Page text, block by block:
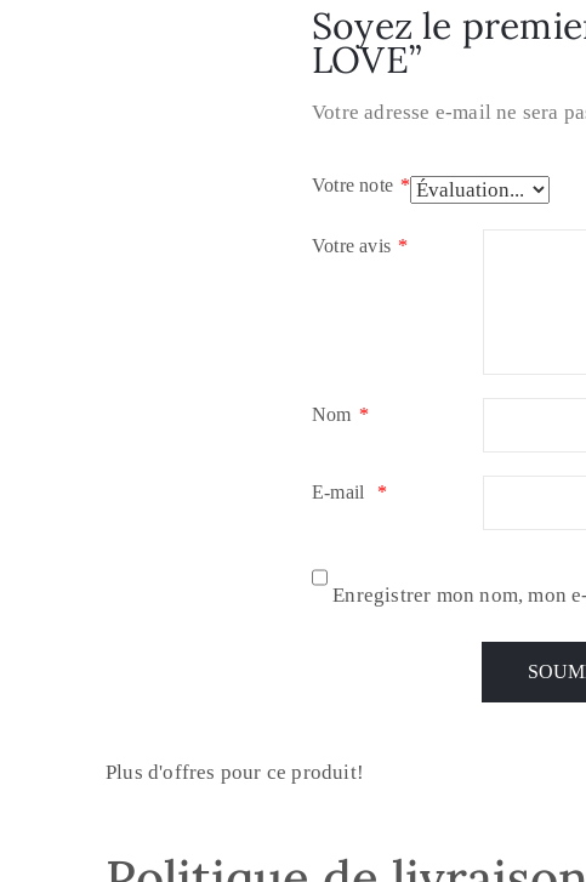
Soyez le
LOVE”
Votre adresse e-mail ne sera
Votre note *
Votre avis *
Nom *
E-mail *
Enregistrer mon nom, mon
Plus d'offres pour ce produit!